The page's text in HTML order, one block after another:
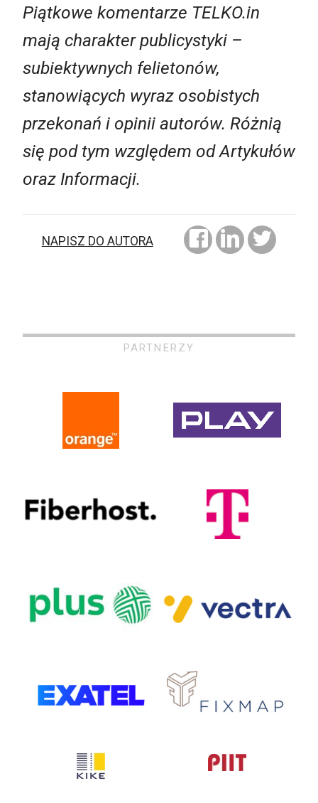
Piątkowe komentarze TELKO.in
mają charakter publicystyki –
subiektywnych felietonów,
stanowiących wyraz osobistych
przekonań i opinii autorów. Różnią
się pod tym względem od Artykułów
oraz Informacji.
NAPISZ DO AUTORA
PARTNERZY